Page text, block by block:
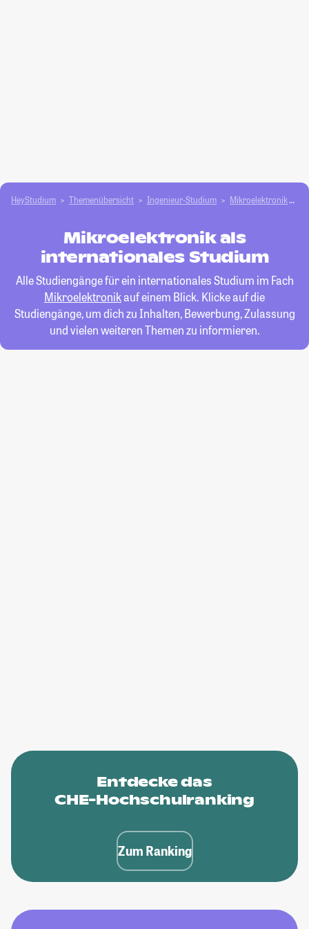
HeyStudium Themenübersicht Ingenieur-Studium Mikroelektronik
Mikroelektronik als
internationales Studium
Alle Studiengänge für ein internationales Studium im Fach
Mikroelektronikauf einem Blick. Klicke auf die
Studiengänge, um dich zu Inhalten, Bewerbung, Zulassung
und vielen weiteren Themen zu informieren.
Entdecke das
CHE-Hochschulranking
Zum Ranking